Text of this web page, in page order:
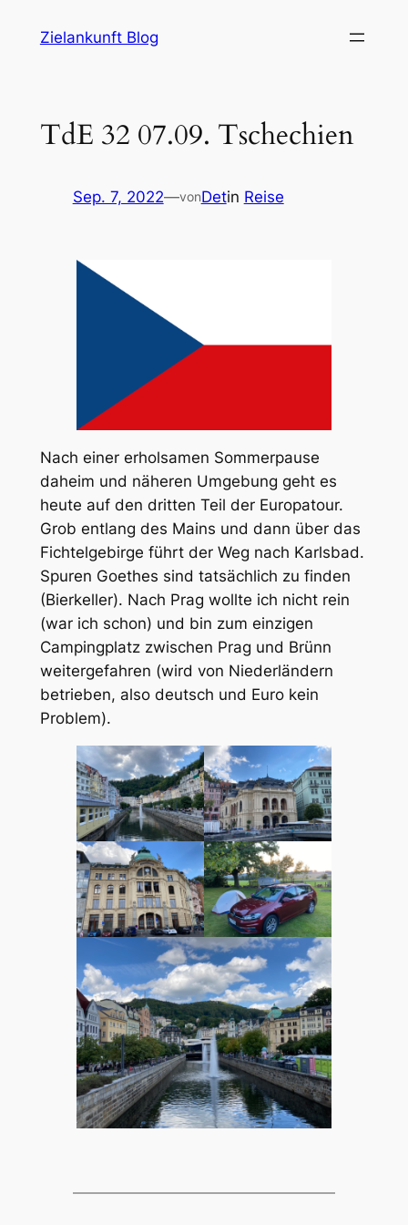
InhaltZielankunft Blog
TdE 32 07.09. Tschechien
Sep. 7, 2022—vonDetin Reise
Nach einer erholsamen Sommerpause
daheim und näheren Umgebung geht es
heute auf den dritten Teil der Europatour.
Grob entlang des Mains und dann über das
Fichtelgebirge führt der Weg nach Karlsbad.
Spuren Goethes sind tatsächlich zu finden
(Bierkeller). Nach Prag wollte ich nicht rein
(war ich schon) und bin zum einzigen
Campingplatz zwischen Prag und Brünn
weitergefahren (wird von Niederländern
betrieben, also deutsch und Euro kein
Problem).